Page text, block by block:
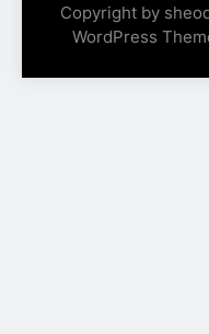
Copyright by
WordPress